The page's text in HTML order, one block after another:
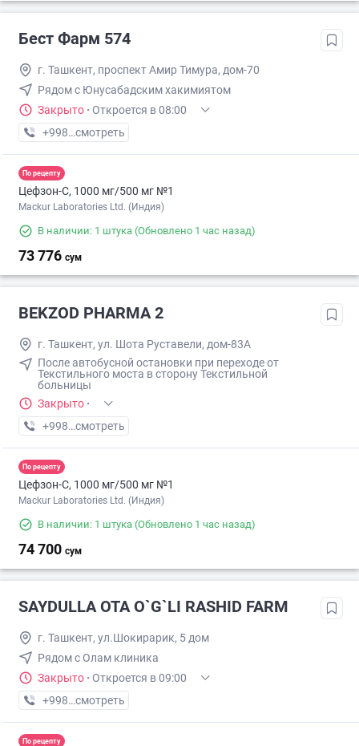
Бест Фарм 574
г. Ташкент, проспект Амир Тимура, дом-70
Рядом с Юнусабадским хакимиятом
Закрыто · Откроется в 08:00
+998 (95) XXX-XX-XX
смотреть
По рецепту
Цефзон-С, 1000 мг/500 мг №1
Mackur Laboratories Ltd. (Индия)
В наличии: 1 штука (Обновлено 1 час назад)
73 776 сум
BEKZOD PHARMA 2
г. Ташкент, ул. Шота Руставели, дом-83А
После автобусной остановки при переходе от
Текстильного моста в сторону Текстильной
больницы
Закрыто ·
+998 (95) XXX-XX-XX
смотреть
По рецепту
Цефзон-С, 1000 мг/500 мг №1
Mackur Laboratories Ltd. (Индия)
В наличии: 1 штука (Обновлено 1 час назад)
74 700 сум
SAYDULLA OTA O`G`LI RASHID FARM
г. Ташкент, ул.Шокирарик, 5 дом
Рядом с Олам клиника
Закрыто · Откроется в 09:00
+998 (90) XXX-XX-XX
смотреть
По рецепту